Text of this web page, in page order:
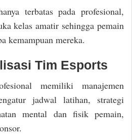
terbatas pada profesional,
kelas amatir sehingga pemain
kemampuan mereka.
Tim Esports
memiliki manajemen
jadwal latihan, strategi
mental dan fisik pemain,